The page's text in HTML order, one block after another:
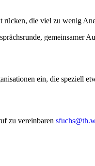
die viel zu wenig
gemeinsamer
ein, die speziell
zu vereinbaren